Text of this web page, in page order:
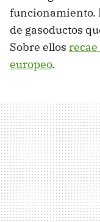
funcionamiento.
de gasoductos
Sobre ellos
europeo.